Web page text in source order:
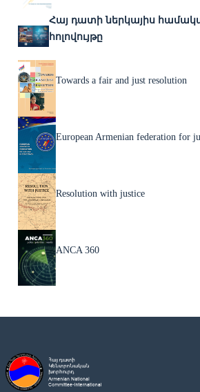
Հայ դատի ներկայիս
հոլովույթը
Towards a fair and just resolution
European Armenian federation for
Resolution with justice
ANCA 360